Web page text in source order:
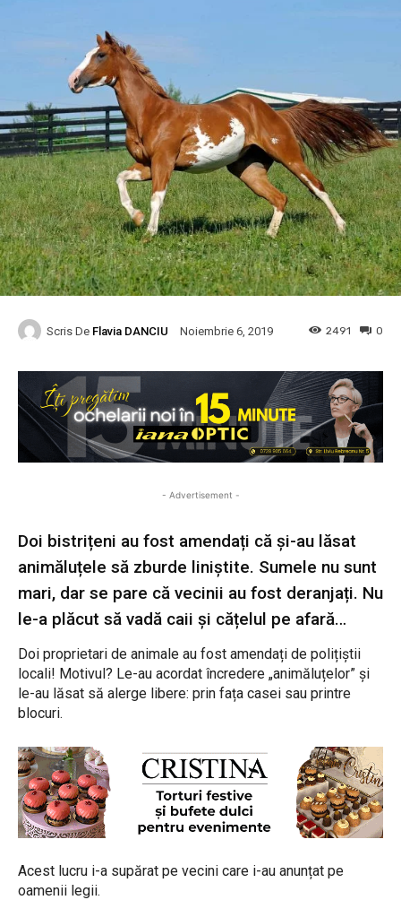
Scris De Flavia DANCIU Noiembrie 6, 2019 0
2491
- Advertisement -
Doi bistrițeni au fost amendați că și-au lăsat
animăluțele să zburde liniștite. Sumele nu sunt
mari, dar se pare că vecinii au fost deranjați. Nu
le-a plăcut să vadă caii și cățelul pe afară…
Doi proprietari de animale au fost amendați de polițiștii
locali! Motivul? Le-au acordat încredere „animăluțelor” și
le-au lăsat să alerge libere: prin fața casei sau printre
blocuri.
Acest lucru i-a supărat pe vecini care i-au anunțat pe
oamenii legii.